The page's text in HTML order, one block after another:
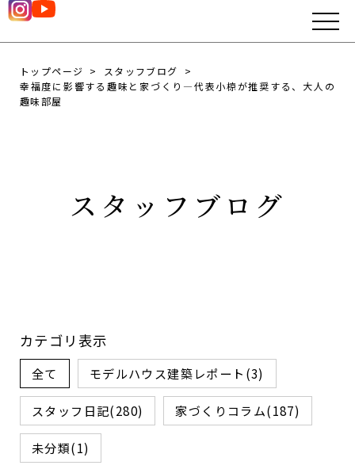
トップページ
スタッフブログ
幸福度に影響する趣味と家づくり―代表小椋が推奨する、大人の
趣味部屋
スタッフブログ
カテゴリ表示
全て モデルハウス建築レポート(3)
スタッフ日記(280) 家づくりコラム(187)
未分類(1)